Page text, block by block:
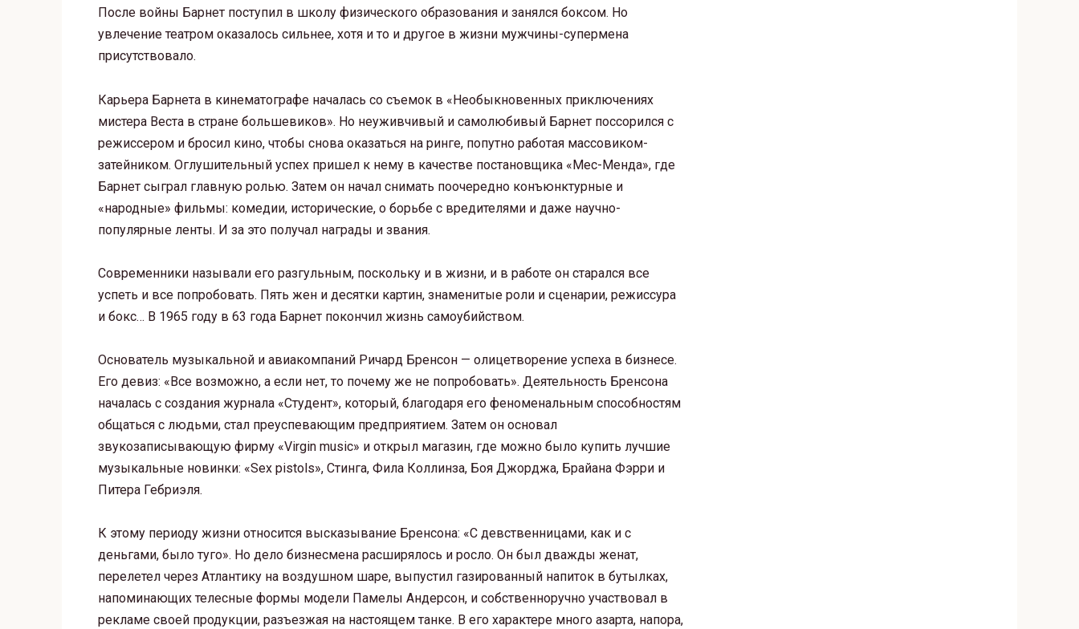
После войны Барнет поступил в школу физического образования и занялся боксом. Но
увлечение театром оказалось сильнее, хотя и то и другое в жизни мужчины-супермена
присутствовало.
Карьера Барнета в кинематографе началась со съемок в «Необыкновенных приключениях
мистера Веста в стране большевиков». Но неуживчивый и самолюбивый Барнет поссорился с
режиссером и бросил кино, чтобы снова оказаться на ринге, попутно работая массовиком-
затейником. Оглушительный успех пришел к нему в качестве постановщика «Мес-Менда», где
Барнет сыграл главную ролью. Затем он начал снимать поочередно конъюнктурные и
«народные» фильмы: комедии, исторические, о борьбе с вредителями и даже научно-
популярные ленты. И за это получал награды и звания.
Современники называли его разгульным, поскольку и в жизни, и в работе он старался все
успеть и все попробовать. Пять жен и десятки картин, знаменитые роли и сценарии, режиссура
и бокс… В 1965 году в 63 года Барнет покончил жизнь самоубийством.
Основатель музыкальной и авиакомпаний Ричард Бренсон — олицетворение успеха в бизнесе.
Его девиз: «Все возможно, а если нет, то почему же не попробовать». Деятельность Бренсона
началась с создания журнала «Студент», который, благодаря его феноменальным способностям
общаться с людьми, стал преуспевающим предприятием. Затем он основал
звукозаписывающую фирму «Virgin music» и открыл магазин, где можно было купить лучшие
музыкальные новинки: «Sex pistols», Стинга, Фила Коллинза, Боя Джорджа, Брайана Фэрри и
Питера Гебриэля.
К этому периоду жизни относится высказывание Бренсона: «С девственницами, как и с
деньгами, было туго». Но дело бизнесмена расширялось и росло. Он был дважды женат,
перелетел через Атлантику на воздушном шаре, выпустил газированный напиток в бутылках,
напоминающих телесные формы модели Памелы Андерсон, и собственноручно участвовал в
рекламе своей продукции, разъезжая на настоящем танке. В его характере много азарта, напора,